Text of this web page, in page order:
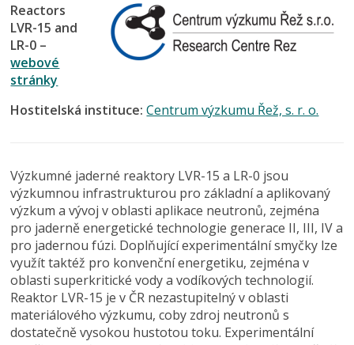
Reactors
LVR-15 and
LR-0 –
webové
stránky
Hostitelská instituce:Centrum výzkumu Řež, s. r. o.
Výzkumné jaderné reaktory LVR-15 a LR-0 jsou
výzkumnou infrastrukturou pro základní a aplikovaný
výzkum a vývoj v oblasti aplikace neutronů, zejména
pro jaderně energetické technologie generace II, III, IV a
pro jadernou fúzi. Doplňující experimentální smyčky lze
využít taktéž pro konvenční energetiku, zejména v
oblasti superkritické vody a vodíkových technologií.
Reaktor LVR-15 je v ČR nezastupitelný v oblasti
materiálového výzkumu, coby zdroj neutronů s
dostatečně vysokou hustotou toku. Experimentální